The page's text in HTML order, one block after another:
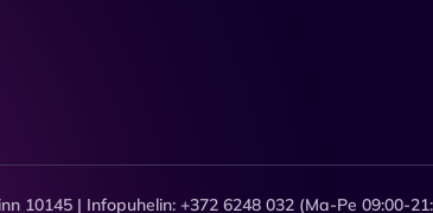
10145 | Infopuhelin: +372 6248 032 (Ma-Pe 09:00-